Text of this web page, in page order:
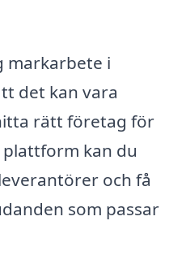
markarbete i
det kan vara
rätt företag för
kan du
och få
som passar